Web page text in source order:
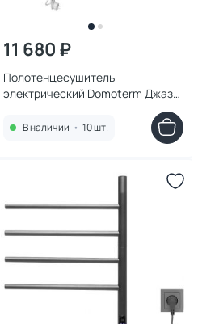
11 680 ₽
Полотенцесушитель
электрический Domoterm Джаз
В наличии • 10 шт.